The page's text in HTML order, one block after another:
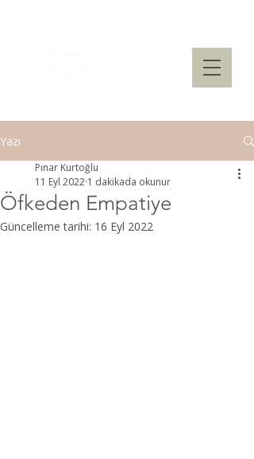
Yazı
Öfkeden Empatiye
Pınar Kurtoğlu
11 Eyl 2022 1 dakikada okunur
Güncelleme tarihi: 16 Eyl 2022